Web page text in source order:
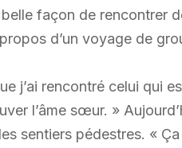
façon de rencontrer
d’un voyage de
j’ai rencontré celui qui
l’âme sœur. »
sentiers pédestres. «